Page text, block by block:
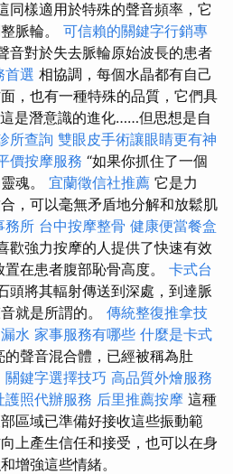
同樣適用於特殊的聲音頻率，它
脈輪。 可信賴的關鍵字行銷專
音對於失去脈輪原始波長的患者
首選 相協調，每個水晶都有自己
，也有一種特殊的品質，它們具
是潛意識的進化……但思想是自
所查詢 雙眼皮手術讓眼睛更有神
價按摩服務 “如果你抓住了一個
魂。 宜蘭徵信社推薦 它是力
，可以毫無矛盾地分解和放鬆肌
務所 台中按摩整骨 健康便當餐盒
歡強力按摩的人提供了快速有效
在患者腹部恥骨高度。 卡式台
頭將其輻射傳送到深處，到達脈
就是所謂的。 傳統整復推拿技
漏水 家事服務有哪些 什麼是卡式
聲音混合體，已經被稱為肚
關鍵字選擇技巧 高品質外燴服務
護照代辦服務 后里推薦按摩 這種
區域已準備好接收這些振動範
上產生信任和接受，也可以在身
增強這些情緒。